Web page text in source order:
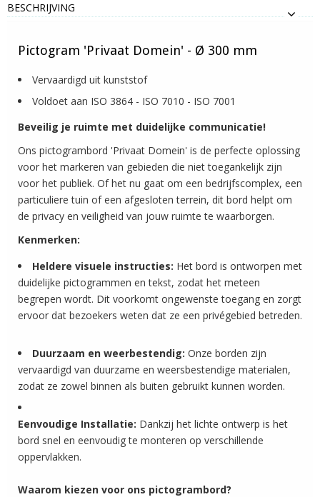
BESCHRIJVING
Pictogram 'Privaat Domein' - Ø 300 mm
Vervaardigd uit kunststof
Voldoet aan ISO 3864 - ISO 7010 - ISO 7001
Beveilig je ruimte met duidelijke communicatie!
Ons pictogrambord 'Privaat Domein' is de perfecte oplossing
voor het markeren van gebieden die niet toegankelijk zijn
voor het publiek. Of het nu gaat om een bedrijfscomplex, een
particuliere tuin of een afgesloten terrein, dit bord helpt om
de privacy en veiligheid van jouw ruimte te waarborgen.
Kenmerken:
Heldere visuele instructies: Het bord is ontworpen met
duidelijke pictogrammen en tekst, zodat het meteen
begrepen wordt. Dit voorkomt ongewenste toegang en zorgt
ervoor dat bezoekers weten dat ze een privégebied betreden.
Duurzaam en weerbestendig: Onze borden zijn
vervaardigd van duurzame en weersbestendige materialen,
zodat ze zowel binnen als buiten gebruikt kunnen worden.
Eenvoudige Installatie: Dankzij het lichte ontwerp is het
bord snel en eenvoudig te monteren op verschillende
oppervlakken.
Waarom kiezen voor ons pictogrambord?